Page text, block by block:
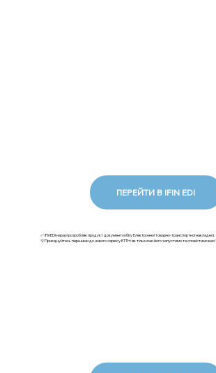
ПЕРЕЙТИ В IFIN EDI
✅ iFinEDI наразі розробляє продукт документообігу Електронної товарно-транспортної накладної.
💡Приєднуйтесь першими до нового сервісу ЕТТН: як тільки ми його запустимо та сповістимо вас!